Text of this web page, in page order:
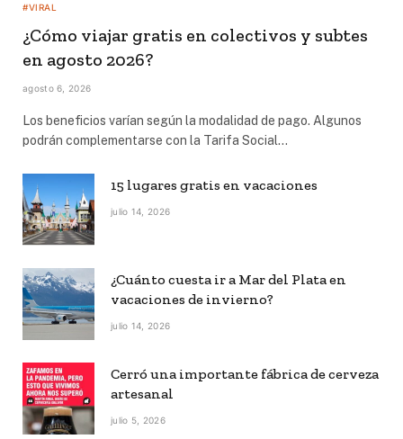
#VIRAL
¿Cómo viajar gratis en colectivos y subtes
en agosto 2026?
agosto 6, 2026
Los beneficios varían según la modalidad de pago. Algunos
podrán complementarse con la Tarifa Social…
15 lugares gratis en vacaciones
julio 14, 2026
¿Cuánto cuesta ir a Mar del Plata en
vacaciones de invierno?
julio 14, 2026
Cerró una importante fábrica de cerveza
artesanal
julio 5, 2026